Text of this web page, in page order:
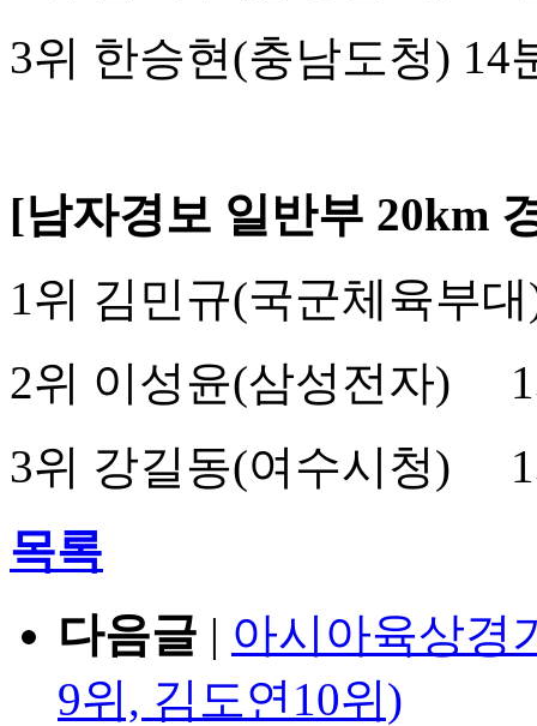
3위 한승현(충남도청) 14
[남자경보 일반부 20km
1위 김민규(국군체육부대
2위 이성윤(삼성전자) 1
3위 강길동(여수시청) 1
목록
다음글 | 아시아육상경
9위, 김도연10위)